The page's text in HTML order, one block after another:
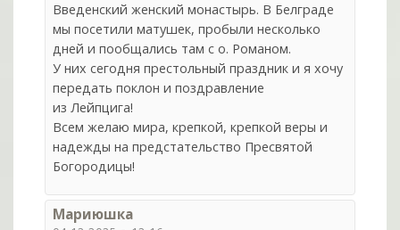
Введенский женский монастырь. В Белграде
мы посетили матушек, пробыли несколько
дней и пообщались там с о. Романом.
У них сегодня престольный праздник и я хочу
передать поклон и поздравление
из Лейпцига!
Всем желаю мира, крепкой, крепкой веры и
надежды на предстательство Пресвятой
Богородицы!
Мариюшка